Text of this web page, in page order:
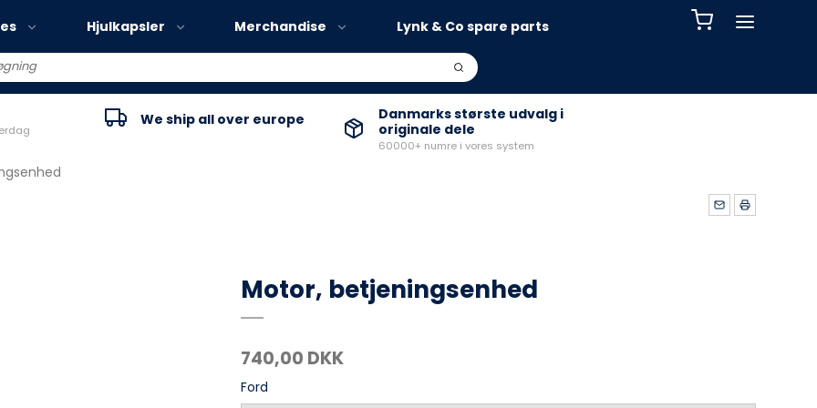
Volvo EX30
Volvo EC40
Hjulkapsler Merchandise Lynk & Co spare parts
We ship all over europe
Danmarks største udvalg i
originale dele
60000+ numre i vores system
Motor, betjeningsenhed
740,00 DKK
Ford